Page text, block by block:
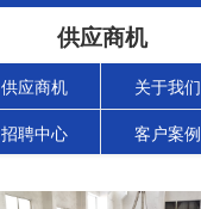
供应商机
供应商机 关于我们
招聘中心 客户案例